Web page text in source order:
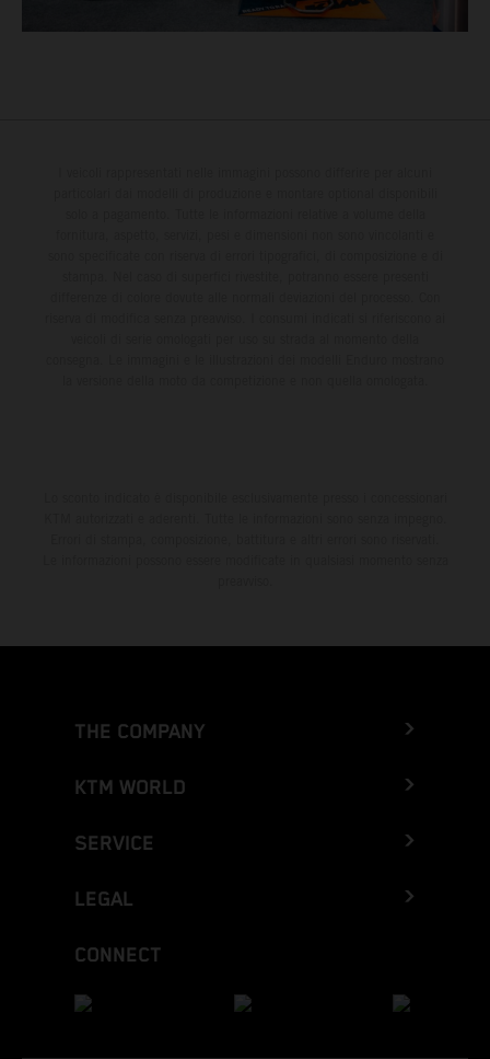
THE COMPANY
KTM WORLD
SERVICE
LEGAL
CONNECT